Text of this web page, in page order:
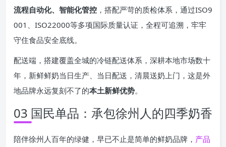
流程自动化、智能化管控 ，搭配严苛的质检体系，通过ISO9
001、ISO22000等多项国际质量认证，全程可追溯，牢牢
守住食品安全底线。
配送端，搭建覆盖全城的冷链配送体系，深耕本地市场数十
年，新鲜鲜奶当日生产、当日配送，清晨送奶上门，这是外
地品牌永远复刻不了的本土新鲜优势。
03 国民单品：承包徐州人的四季奶香
陪伴徐州人百年的绿健，早已不止是简单的鲜奶品牌， 产品